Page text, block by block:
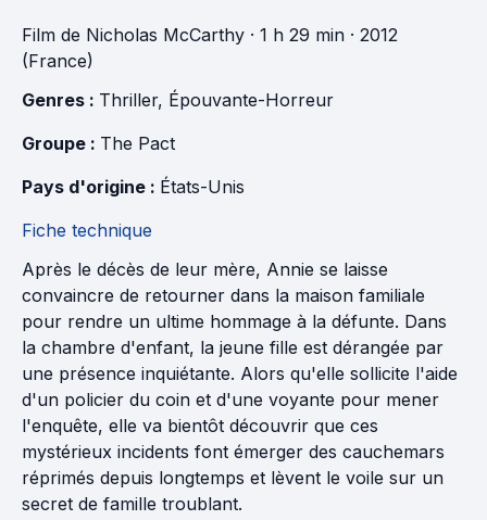
Film de Nicholas McCarthy · 1 h 29 min · 2012
(France)
Genres : Thriller, Épouvante-Horreur
Groupe : The Pact
Pays d'origine : États-Unis
Fiche technique
Après le décès de leur mère, Annie se laisse
convaincre de retourner dans la maison familiale
pour rendre un ultime hommage à la défunte. Dans
la chambre d'enfant, la jeune fille est dérangée par
une présence inquiétante. Alors qu'elle sollicite l'aide
d'un policier du coin et d'une voyante pour mener
l'enquête, elle va bientôt découvrir que ces
mystérieux incidents font émerger des cauchemars
réprimés depuis longtemps et lèvent le voile sur un
secret de famille troublant.